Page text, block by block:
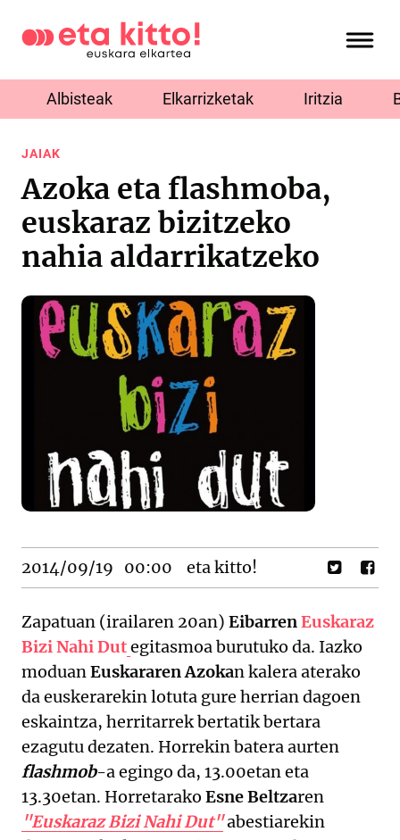
Albisteak Elkarrizketak Iritzia
JAIAK
Azoka eta flashmoba,
euskaraz bizitzeko
nahia aldarrikatzeko
2014/09/19 00:00 eta kitto!
Zapatuan (irailaren 20an) EibarrenEuskaraz
Bizi Nahi Dutegitasmoa burutuko da. Iazko
moduanEuskararen Azokan kalera aterako
da euskerarekin lotuta gure herrian dagoen
eskaintza, herritarrek bertatik bertara
ezagutu dezaten. Horrekin batera aurten
flashmob-a egingo da, 13.00etan eta
13.30etan. Horretarako Esne Beltzaren
"Euskaraz Bizi Nahi Dut"abestiarekin